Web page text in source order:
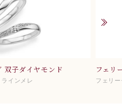
双子ダイヤモンド
ラインメレ
フェリ
フェリ